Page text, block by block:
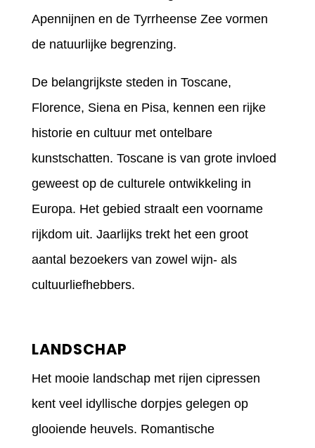
Apennijnen en de Tyrrheense Zee vormen
de natuurlijke begrenzing.
De belangrijkste steden in Toscane,
Florence, Siena en Pisa, kennen een rijke
historie en cultuur met ontelbare
kunstschatten. Toscane is van grote invloed
geweest op de culturele ontwikkeling in
Europa. Het gebied straalt een voorname
rijkdom uit. Jaarlijks trekt het een groot
aantal bezoekers van zowel wijn- als
cultuurliefhebbers.
LANDSCHAP
Het mooie landschap met rijen cipressen
kent veel idyllische dorpjes gelegen op
glooiende heuvels. Romantische